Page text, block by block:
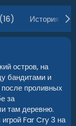
История
остров, на
бандитами и
проливных
за
там деревню.
Far Cry 3 на